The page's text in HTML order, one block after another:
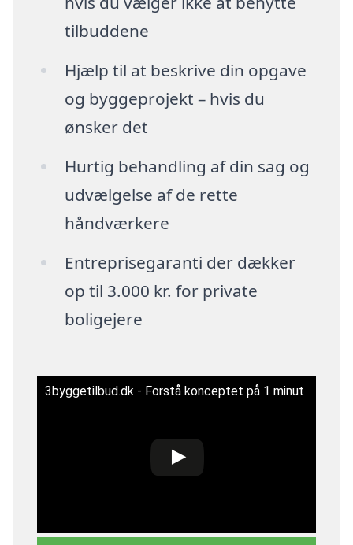
tilbuddene
Hjælp til at beskrive din opgave
og byggeprojekt – hvis du
ønsker det
Hurtig behandling af din sag og
udvælgelse af de rette
håndværkere
Entreprisegaranti der dækker
op til 3.000 kr. for private
boligejere
3byggetilbud.dk - Forstå konceptet på 1 minut